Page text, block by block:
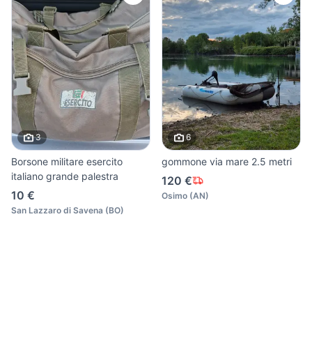
3
Borsone militare esercito
italiano grande palestra
10 €
San Lazzaro di Savena (BO)
6
gommone via mare 2.5 metri
120 €
Osimo (AN)